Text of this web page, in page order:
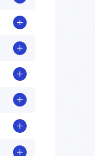
40
12H30
(SA)
-10